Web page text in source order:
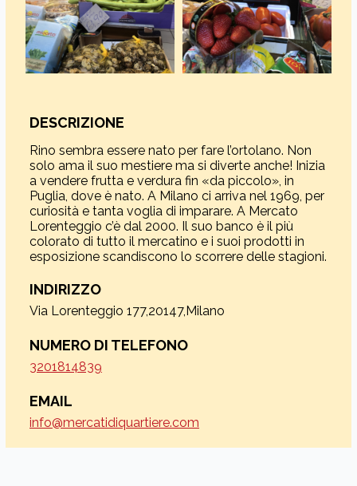
DESCRIZIONE
Rino sembra essere nato per fare l’ortolano. Non
solo ama il suo mestiere ma si diverte anche! Inizia
a vendere frutta e verdura fin «da piccolo», in
Puglia, dove è nato. A Milano ci arriva nel 1969, per
curiosità e tanta voglia di imparare. A Mercato
Lorenteggio c’è dal 2000. Il suo banco è il più
colorato di tutto il mercatino e i suoi prodotti in
esposizione scandiscono lo scorrere delle stagioni.
INDIRIZZO
Via Lorenteggio 177,20147,Milano
NUMERO DI TELEFONO
3201814839
EMAIL
info@mercatidiquartiere.com